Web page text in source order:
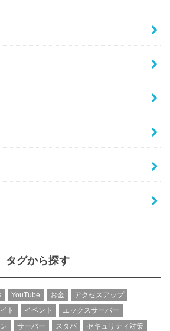
タグから探す
YouTube お金
アクセスアップ
ト イベント
エックスサーバー
サーバー スタバ
セキュリティ対策